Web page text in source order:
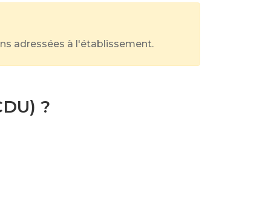
adressées à l'établissement.
?